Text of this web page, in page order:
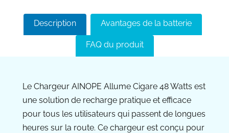
Description Avantages de la batterie
FAQ du produit
Le Chargeur AINOPE Allume Cigare 48 Watts est
une solution de recharge pratique et efficace
pour tous les utilisateurs qui passent de longues
heures sur la route. Ce chargeur est conçu pour